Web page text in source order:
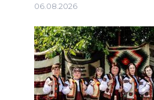
06.08.2026